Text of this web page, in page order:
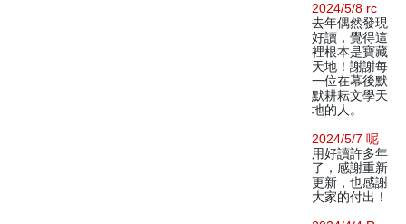
2024/5/8 rc
去年偶然發現
好讀，覺得這
裡根本是寶藏
天地！謝謝每
一位在幕後默
默耕耘文學天
地的人。
2024/5/7 呢
用好讀許多年
了，感謝重新
更新，也感謝
大家的付出！